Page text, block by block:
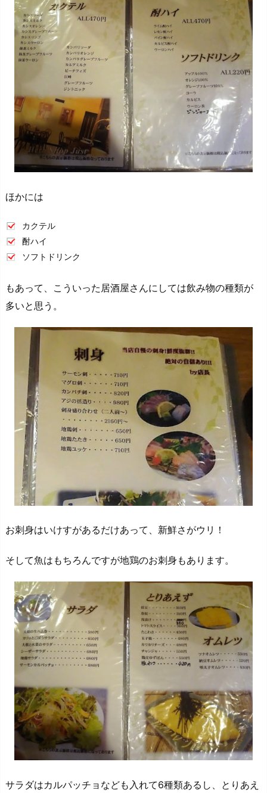
ほかには
カクテル
酎ハイ
ソフトドリンク
もあって、こういった居酒屋さんにしては飲み物の種類が
多いと思う。
お刺身はいけすがあるだけあって、新鮮さがウリ！
そして魚はもちろんですが地鶏のお刺身もあります。
サラダはカルパッチョなども入れて6種類あるし、とりあえ